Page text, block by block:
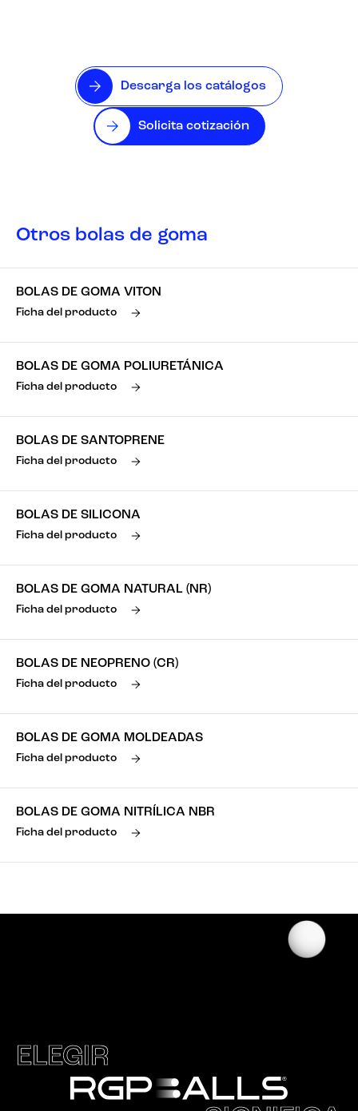
Descarga los catálogos
Solicita cotización
Otros bolas de goma
BOLAS DE GOMA VITON
Ficha del producto
BOLAS DE GOMA POLIURETÁNICA
Ficha del producto
BOLAS DE SANTOPRENE
Ficha del producto
BOLAS DE SILICONA
Ficha del producto
BOLAS DE GOMA NATURAL (NR)
Ficha del producto
BOLAS DE NEOPRENO (CR)
Ficha del producto
BOLAS DE GOMA MOLDEADAS
Ficha del producto
BOLAS DE GOMA NITRÍLICA NBR
Ficha del producto
ELEGIR